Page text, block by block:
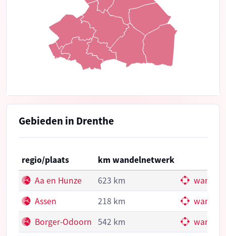
Gebieden in Drenthe
regio/plaats
km wandelnetwerk
Aa en Hunze
623 km
Assen
218 km
Borger-Odoorn 542 km